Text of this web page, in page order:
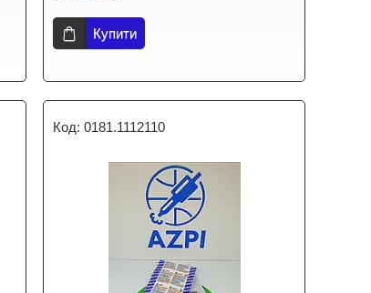
Купити
0181.1112110